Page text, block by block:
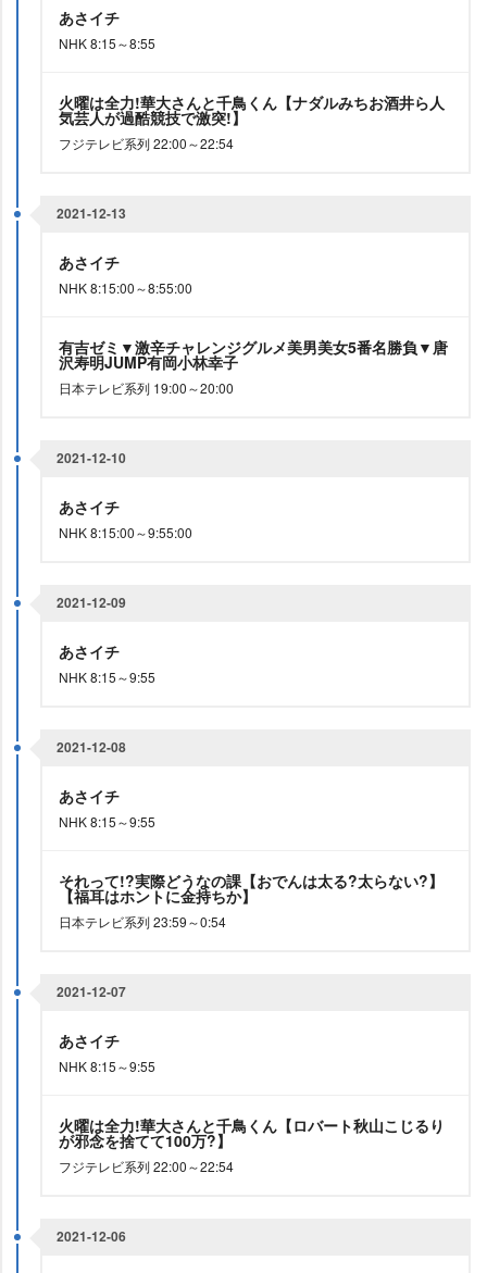
あさイチ
NHK 8:15～8:55
火曜は全力!華大さんと千鳥くん【ナダルみちお酒井ら人
気芸人が過酷競技で激突!】
フジテレビ系列 22:00～22:54
2021-12-13
あさイチ
NHK 8:15:00～8:55:00
有吉ゼミ▼激辛チャレンジグルメ美男美女5番名勝負▼唐
沢寿明JUMP有岡小林幸子
日本テレビ系列 19:00～20:00
2021-12-10
あさイチ
NHK 8:15:00～9:55:00
2021-12-09
あさイチ
NHK 8:15～9:55
2021-12-08
あさイチ
NHK 8:15～9:55
それって!?実際どうなの課【おでんは太る?太らない?】
【福耳はホントに金持ちか】
日本テレビ系列 23:59～0:54
2021-12-07
あさイチ
NHK 8:15～9:55
火曜は全力!華大さんと千鳥くん【ロバート秋山こじるり
が邪念を捨てて100万?】
フジテレビ系列 22:00～22:54
2021-12-06